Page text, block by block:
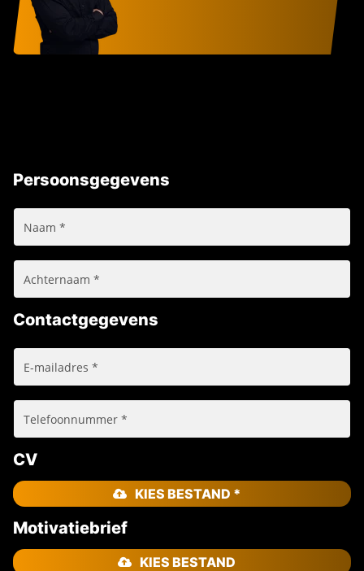
Persoonsgegevens
Contactgegevens
CV
KIES BESTAND *
Motivatiebrief
KIES BESTAND